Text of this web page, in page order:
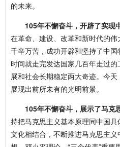
的未来。
105年不懈奋斗，开辟了实现
在革命、建设、改革和新时代的
千辛万苦，成功开辟和坚持了中
时间就走完发达国家几百年走过
展和社会长期稳定两大奇迹。今
展现出前所未有的光明前景。
105年不懈奋斗，展示了马克
持把马克思主义基本原理同中国
文化相结合，不断推进马克思主